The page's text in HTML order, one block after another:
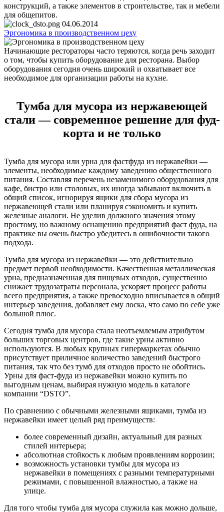
конструкций, а также элементов в строительстве, так и мебели
для общепитов.
04.06.2014
Эргономика в производственном цеху
Начинающие рестораторы часто теряются, когда речь заходит
о том, чтобы купить оборудование для ресторана. Выбор
оборудования сегодня очень широкий и охватывает все
необходимое для организации работы на кухне.
Тумба для мусора из нержавеющей
стали — современное решение для фуд-
корта и не только
Тумба для мусора или урна для фастфуда из нержавейки —
элементы, необходимые каждому заведению общественного
питания. Составляя перечень незаменимого оборудования для
кафе, бистро или столовых, их иногда забывают включить в
общий список, игнорируя ящики для сбора мусора из
нержавеющей стали или планируя сэкономить и купить
железные аналоги. Не уделив должного значения этому
простому, но важному оснащению предприятий фаст фуда, на
практике вы очень быстро убедитесь в ошибочности такого
подхода.
Тумба для мусора из нержавейки — это действительно
предмет первой необходимости. Качественная металлическая
урна, предназначенная для пищевых отходов, существенно
снижает трудозатраты персонала, ускоряет процесс работы
всего предприятия, а также превосходно вписывается в общий
интерьер заведения, добавляет ему лоска, что само по себе уже
большой плюс.
Сегодня тумба для мусора стала неотъемлемым атрибутом
больших торговых центров, где такие урны активно
используются. В любых крупных гипермаркетах обычно
присутствует приличное количество заведений быстрого
питания, так что без тумб для отходов просто не обойтись.
Урны для фаст-фуда из нержавейки можно купить по
выгодным ценам, выбирая нужную модель в каталоге
компании “DSTO”.
По сравнению с обычными железными ящиками, тумба из
нержавейки имеет целый ряд преимуществ:
более современный дизайн, актуальный для разных
стилей интерьера;
абсолютная стойкость к любым проявлениям коррозии;
возможность установки тумбы для мусора из
нержавейки в помещениях с разными температурными
режимами, с повышенной влажностью, а также на
улице.
Для того чтобы тумба для мусора служила как можно дольше,